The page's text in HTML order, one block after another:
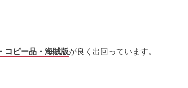
・コピー品・海賊版が良く出回っています。